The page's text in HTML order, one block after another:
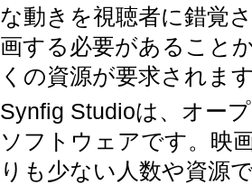
な動きを視聴者に錯覚
画する必要があること
くの資源が要求されま
Synfig Studioは、オー
ソフトウェアです。映
りも少ない人数や資源